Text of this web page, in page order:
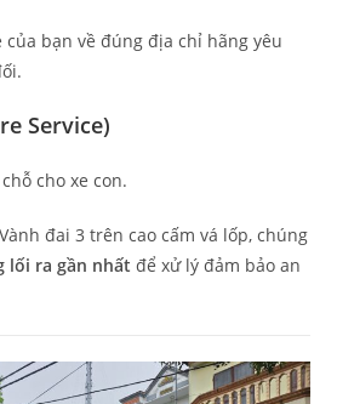
của bạn về đúng địa chỉ hãng yêu
Service)
cho xe con.
đai 3 trên cao cấm vá lốp, chúng
lối ra gần nhất để xử lý đảm bảo an